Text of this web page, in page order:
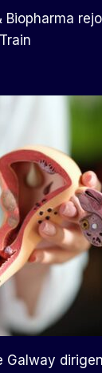
Biopharma
Galway